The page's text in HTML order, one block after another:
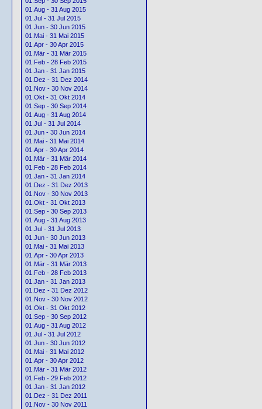
01.Aug - 31 Aug 2015
01.Jul - 31 Jul 2015
01.Jun - 30 Jun 2015
01.Mai - 31 Mai 2015
01.Apr - 30 Apr 2015
01.Mär - 31 Mär 2015
01.Feb - 28 Feb 2015
01.Jan - 31 Jan 2015
01.Dez - 31 Dez 2014
01.Nov - 30 Nov 2014
01.Okt - 31 Okt 2014
01.Sep - 30 Sep 2014
01.Aug - 31 Aug 2014
01.Jul - 31 Jul 2014
01.Jun - 30 Jun 2014
01.Mai - 31 Mai 2014
01.Apr - 30 Apr 2014
01.Mär - 31 Mär 2014
01.Feb - 28 Feb 2014
01.Jan - 31 Jan 2014
01.Dez - 31 Dez 2013
01.Nov - 30 Nov 2013
01.Okt - 31 Okt 2013
01.Sep - 30 Sep 2013
01.Aug - 31 Aug 2013
01.Jul - 31 Jul 2013
01.Jun - 30 Jun 2013
01.Mai - 31 Mai 2013
01.Apr - 30 Apr 2013
01.Mär - 31 Mär 2013
01.Feb - 28 Feb 2013
01.Jan - 31 Jan 2013
01.Dez - 31 Dez 2012
01.Nov - 30 Nov 2012
01.Okt - 31 Okt 2012
01.Sep - 30 Sep 2012
01.Aug - 31 Aug 2012
01.Jul - 31 Jul 2012
01.Jun - 30 Jun 2012
01.Mai - 31 Mai 2012
01.Apr - 30 Apr 2012
01.Mär - 31 Mär 2012
01.Feb - 29 Feb 2012
01.Jan - 31 Jan 2012
01.Dez - 31 Dez 2011
01.Nov - 30 Nov 2011